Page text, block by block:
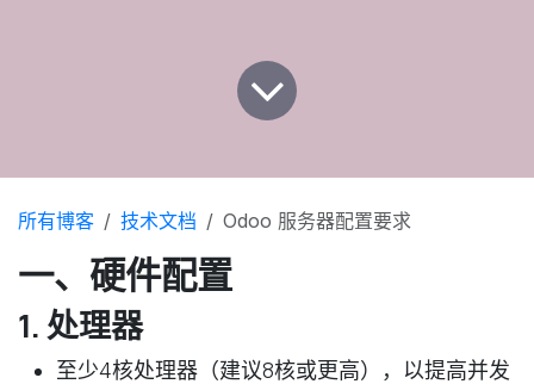
所有博客 技术文档 Odoo 服务器配置要求
一、硬件配置
1. 处理器
至少4核处理器（建议8核或更高），以提高并发